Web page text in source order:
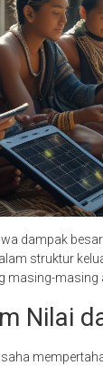
dampak
struktur
masing-masing
Nilai